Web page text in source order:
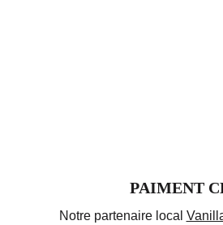
PAIMENT
Notre partenaire local